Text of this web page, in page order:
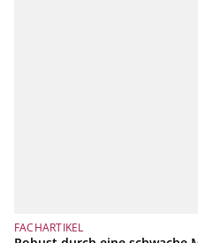
FACHARTIKEL